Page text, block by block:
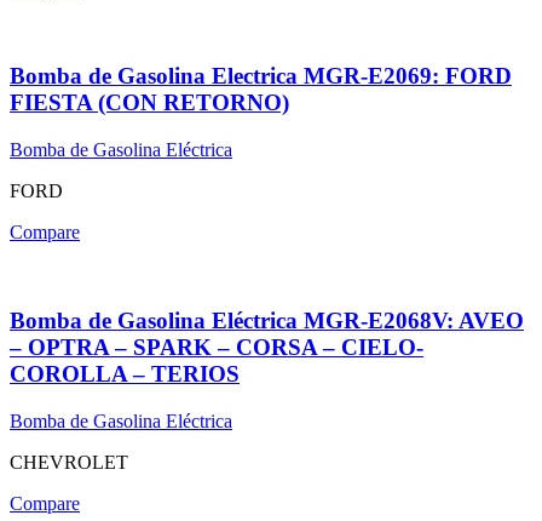
Bomba de Gasolina Electrica MGR-E2069: FORD
FIESTA (CON RETORNO)
Bomba de Gasolina Eléctrica
FORD
Compare
Bomba de Gasolina Eléctrica MGR-E2068V: AVEO
– OPTRA – SPARK – CORSA – CIELO-
COROLLA – TERIOS
Bomba de Gasolina Eléctrica
CHEVROLET
Compare